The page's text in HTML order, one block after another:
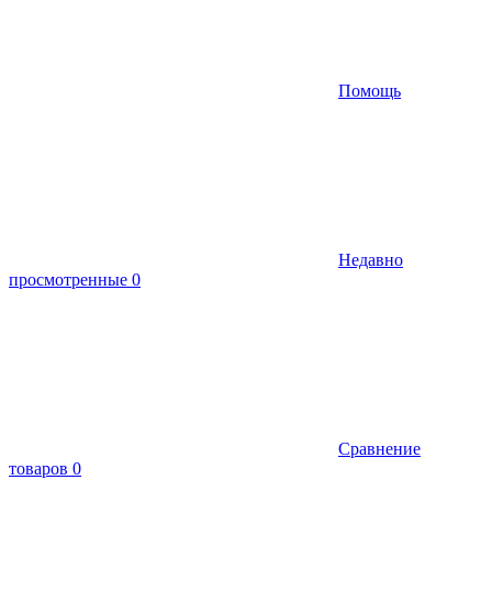
Помощь
Недавно
просмотренные 0
Сравнение
товаров 0